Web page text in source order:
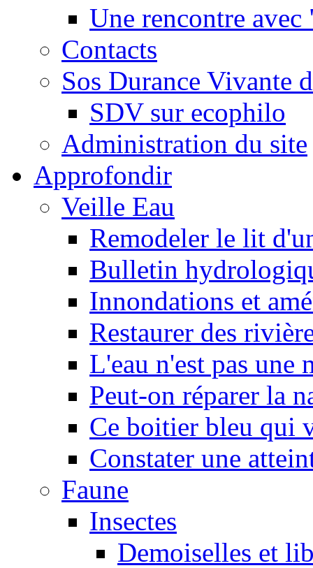
Une rencontre
Contacts
Sos Durance Vivante
SDV sur ecophilo
Administration du site
Approfondir
Veille Eau
Remodeler le lit
Bulletin
Innondations et
Restaurer des
L'eau n'est pas une
Peut-on réparer la
Ce boitier bleu qui
Constater une
Faune
Insectes
Demoiselles et